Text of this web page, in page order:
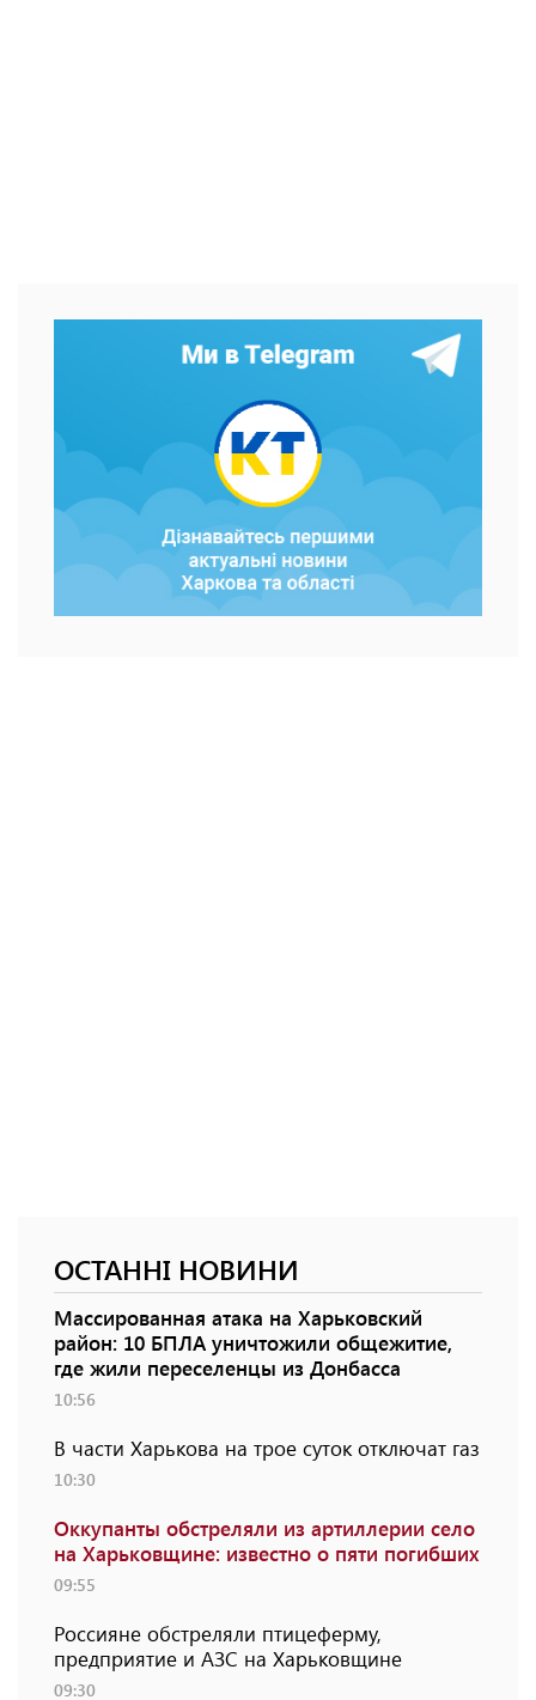
ОСТАННІ НОВИНИ
Массированная атака на Харьковский
район: 10 БПЛА уничтожили общежитие,
где жили переселенцы из Донбасса
10:56
В части Харькова на трое суток отключат газ
10:30
Оккупанты обстреляли из артиллерии село
на Харьковщине: известно о пяти погибших
09:55
Россияне обстреляли птицеферму,
предприятие и АЗС на Харьковщине
09:30